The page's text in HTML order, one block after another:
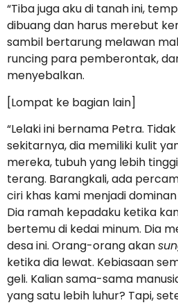
“Tiba juga aku di tanah ini,
dibuang dan harus merebut
sambil bertarung melawan
runcing para pemberontak,
menyebalkan.
[Lompat ke bagian lain]
“Lelaki ini bernama Petra.
sekitarnya, dia memiliki kulit
mereka, tubuh yang lebih
terang. Barangkali, ada
ciri khas kami menjadi
Dia ramah kepadaku ketika
bertemu di kedai minum. Dia
desa ini. Orang-orang akan
ketika dia lewat. Kebiasaan
geli. Kalian sama-sama
yang satu lebih luhur? Tapi,